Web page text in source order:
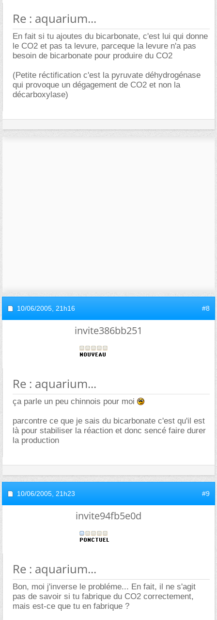
Re : aquarium...
En fait si tu ajoutes du bicarbonate, c'est lui qui donne
le CO2 et pas ta levure, parceque la levure n'a pas
besoin de bicarbonate pour produire du CO2
(Petite réctification c'est la pyruvate déhydrogénase
qui provoque un dégagement de CO2 et non la
décarboxylase)
10/06/2005, 21h16 #8
invite386bb251
Re : aquarium...
ça parle un peu chinnois pour moi
parcontre ce que je sais du bicarbonate c'est qu'il est
là pour stabiliser la réaction et donc sencé faire durer
la production
10/06/2005, 21h23 #9
invite94fb5e0d
Re : aquarium...
Bon, moi j'inverse le probléme... En fait, il ne s'agit
pas de savoir si tu fabrique du CO2 correctement,
mais est-ce que tu en fabrique ?